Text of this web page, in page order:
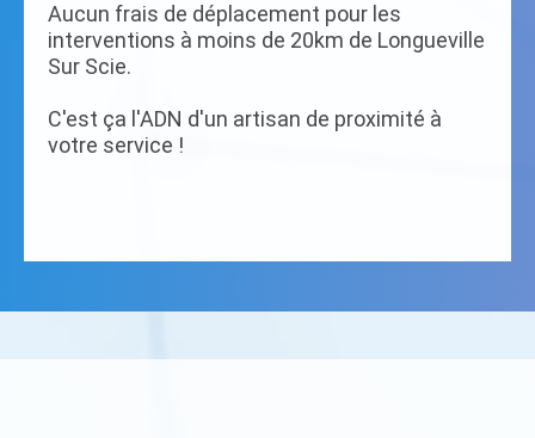
Aucun frais de déplacement pour les
interventions à moins de 20km de Longueville
Sur Scie.
C'est ça l'ADN d'un artisan de proximité à
votre service !